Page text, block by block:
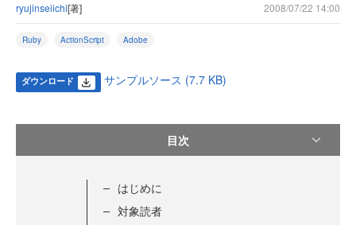
ryujinseiichi[著] 2008/07/22 14:00
Ruby ActionScript Adobe
ダウンロード サンプルソース (7.7 KB)
目次
はじめに
対象読者